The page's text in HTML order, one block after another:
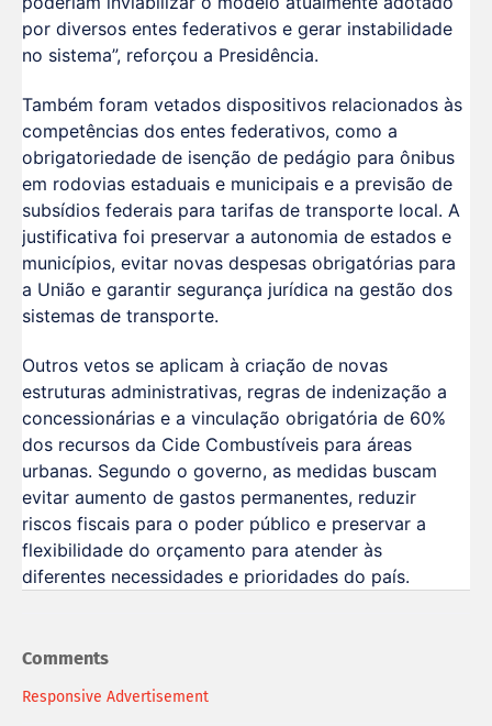
por diversos entes federativos e gerar instabilidade
no sistema”, reforçou a Presidência.
Também foram vetados dispositivos relacionados às
competências dos entes federativos, como a
obrigatoriedade de isenção de pedágio para ônibus
em rodovias estaduais e municipais e a previsão de
subsídios federais para tarifas de transporte local. A
justificativa foi preservar a autonomia de estados e
municípios, evitar novas despesas obrigatórias para
a União e garantir segurança jurídica na gestão dos
sistemas de transporte.
Outros vetos se aplicam à criação de novas
estruturas administrativas, regras de indenização a
concessionárias e a vinculação obrigatória de 60%
dos recursos da Cide Combustíveis para áreas
urbanas. Segundo o governo, as medidas buscam
evitar aumento de gastos permanentes, reduzir
riscos fiscais para o poder público e preservar a
flexibilidade do orçamento para atender às
diferentes necessidades e prioridades do país.
Comments
Responsive Advertisement